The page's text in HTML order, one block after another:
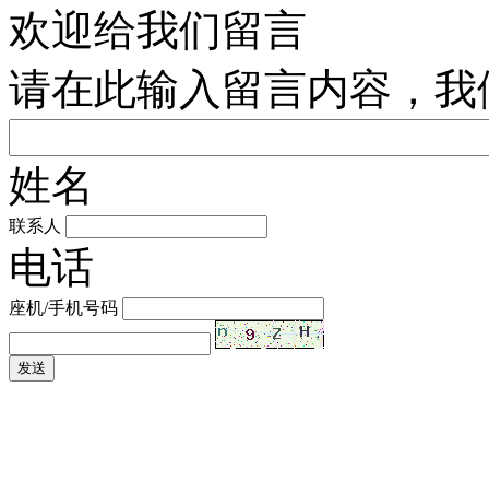
欢迎给我们留言
请在此输入留言内容，
姓名
联系人
电话
座机/手机号码